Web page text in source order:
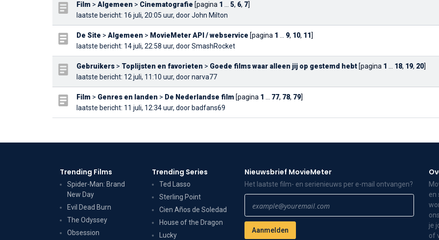
Film > Algemeen > Cinematografie [pagina 1 5, 6, 7]
laatste bericht: 16 juli, 20:05 uur, doorJohn Milton
De Site > Algemeen > MovieMeter API / webservice [pagina 1 9, 10, 11]
laatste bericht: 14 juli, 22:58 uur, doorSmashRocket
Gebruikers > Toplijsten en favorieten > Goede films waar alleen jij op gestemd hebt [pagina 1 18, 19, 20]
laatste bericht: 12 juli, 11:10 uur, doornarva77
Film > Genres en landen > De Nederlandse film [pagina 1 77, 78, 79]
laatste bericht: 11 juli, 12:34 uur, door badfans69
Trending Films
Spider-Man: Brand
New Day
Evil Dead Burn
The Odyssey
Obsession
Trending Series
Ted Lasso
Sterling Point
Cien Años de Soledad
House of the Dragon
Lucky
Nieuwsbrief MovieMeter
Het laatste film- en serienieuws per e-mail ontvangen?
en
je
of